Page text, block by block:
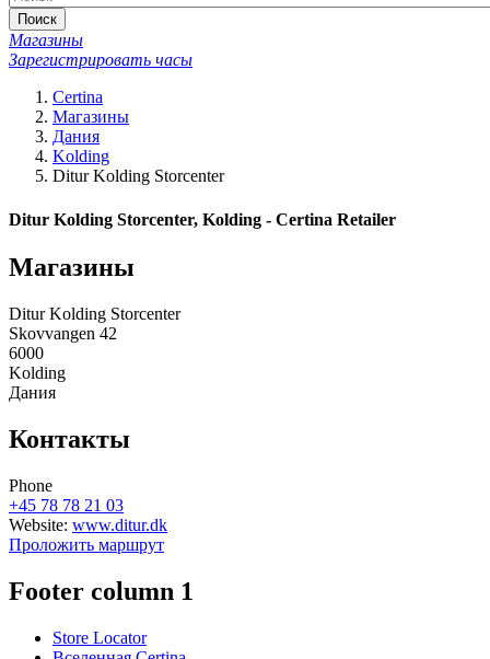
Поиск
Магазины
Зарегистрировать часы
Certina
Магазины
Дания
Kolding
Ditur Kolding Storcenter
Ditur Kolding Storcenter, Kolding - Certina Retailer
Магазины
Ditur Kolding Storcenter
Skovvangen 42
6000
Kolding
Дания
Контакты
Phone
+45 78 78 21 03
Website: www.ditur.dk
Проложить маршрут
Footer column 1
Store Locator